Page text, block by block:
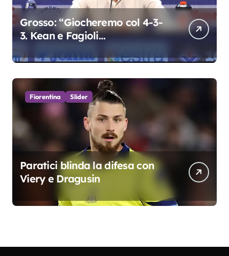
Grosso: “Giocheremo col 4-3-
3. Kean e Fagioli
colpo”
Fiorentina Slider
Paratici blinda la difesa con
Viery e Dragusin